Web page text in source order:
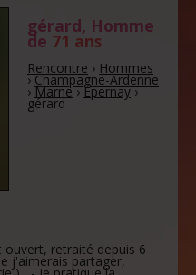
gérard, Homme
de 71 ans
Rencontre › Hommes
›Champagne-Ardenne
› Marne›Épernay›
gérard
ouvert, retraité depuis 6
j'aimerais partager,